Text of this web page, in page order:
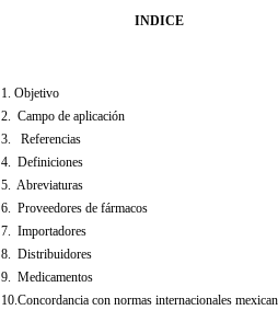
INDICE
1. Objetivo
2. Campo de aplicación
3. Referencias
4. Definiciones
5. Abreviaturas
6. Proveedores de fármacos
7. Importadores
8. Distribuidores
9. Medicamentos
10.Concordancia con normas internacionales